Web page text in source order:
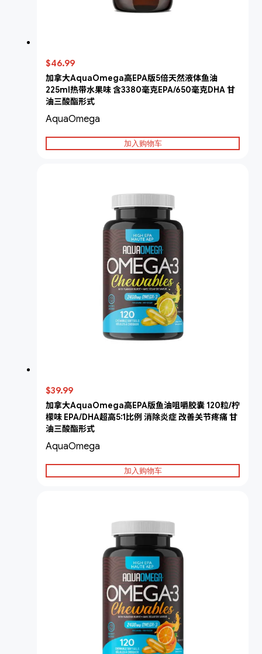
$46.99
加拿大AquaOmega高EPA版5倍天然液体鱼油
225ml热带水果味 含3380毫克EPA/650毫克DHA 甘
油三酸酯形式
AquaOmega
加入购物车
$39.99
加拿大AquaOmega高EPA版鱼油咀嚼胶囊 120粒/柠
檬味 EPA/DHA超高5:1比例 消除炎症 改善关节疼痛 甘
油三酸酯形式
AquaOmega
加入购物车